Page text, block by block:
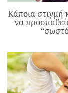
Κάποια στιγμή
να